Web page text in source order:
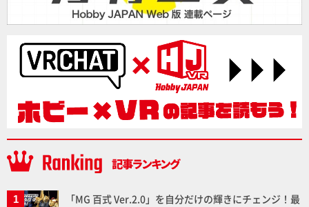
「MG 百式 Ver.2.0」を自分だけの輝きにチェンジ！最